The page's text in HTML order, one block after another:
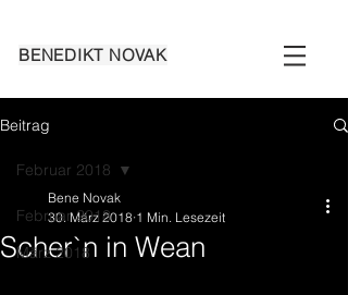
BENEDIKT NOVAK
Beitrag
Februar 2018
März 2018
Februar 2018
Scher`n in Wean
Bene Novak
30. März 2018 1 Min. Lesezeit